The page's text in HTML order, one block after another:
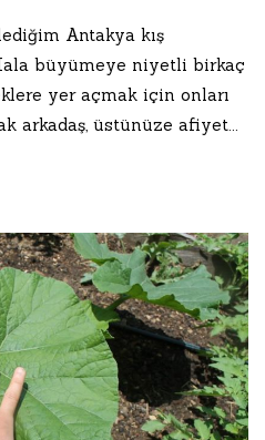
Antakya kış
büyümeye niyetli birkaç
yer açmak için onları
arkadaş, üstünüze afiyet...